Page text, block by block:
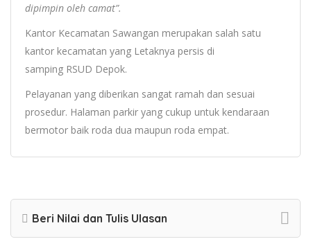
dipimpin oleh camat”.
Kantor Kecamatan Sawangan merupakan salah satu
kantor kecamatan yang Letaknya persis di
samping RSUD Depok.
Pelayanan yang diberikan sangat ramah dan sesuai
prosedur. Halaman parkir yang cukup untuk kendaraan
bermotor baik roda dua maupun roda empat.
Beri Nilai dan Tulis Ulasan